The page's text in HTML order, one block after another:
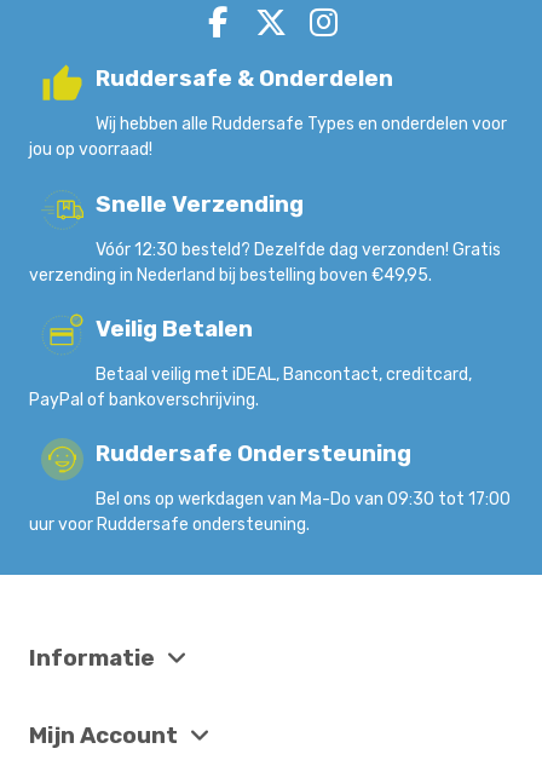
Ruddersafe & Onderdelen
Wij hebben alle Ruddersafe Types en onderdelen voor
jou op voorraad!
Snelle Verzending
Vóór 12:30 besteld? Dezelfde dag verzonden! Gratis
verzending in Nederland bij bestelling boven €49,95.
Veilig Betalen
Betaal veilig met iDEAL, Bancontact, creditcard,
PayPal of bankoverschrijving.
Ruddersafe Ondersteuning
Bel ons op werkdagen van Ma-Do van 09:30 tot 17:00
uur voor Ruddersafe ondersteuning.
Informatie
Mijn Account